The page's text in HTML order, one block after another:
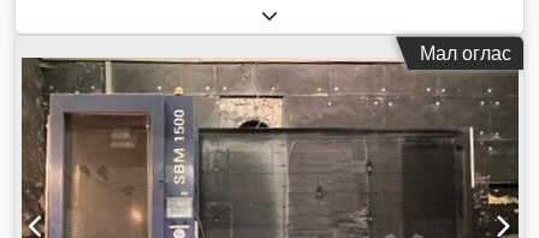
Мал оглас